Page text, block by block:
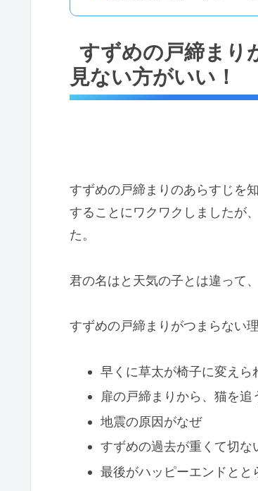
すずめの戸締まり
見ない方がいい！
すずめの戸締まりのあらすじを
することにワクワクしましたが
た。
君の名はと天気の子とは違って
すずめの戸締まりがつまらない
早くに草太が椅子に変え
扉の戸締まりから、猫を追
地震の原因がなぜ
すずめの過去が重くて切な
最後がハッピーエンドとと